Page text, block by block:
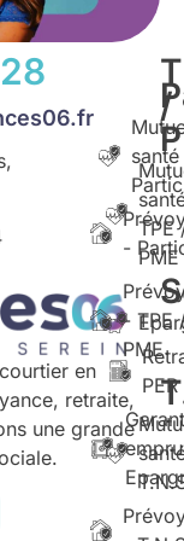
en
retraite,
une grande
/
TPE
PME
- TPE
PME
-
PER